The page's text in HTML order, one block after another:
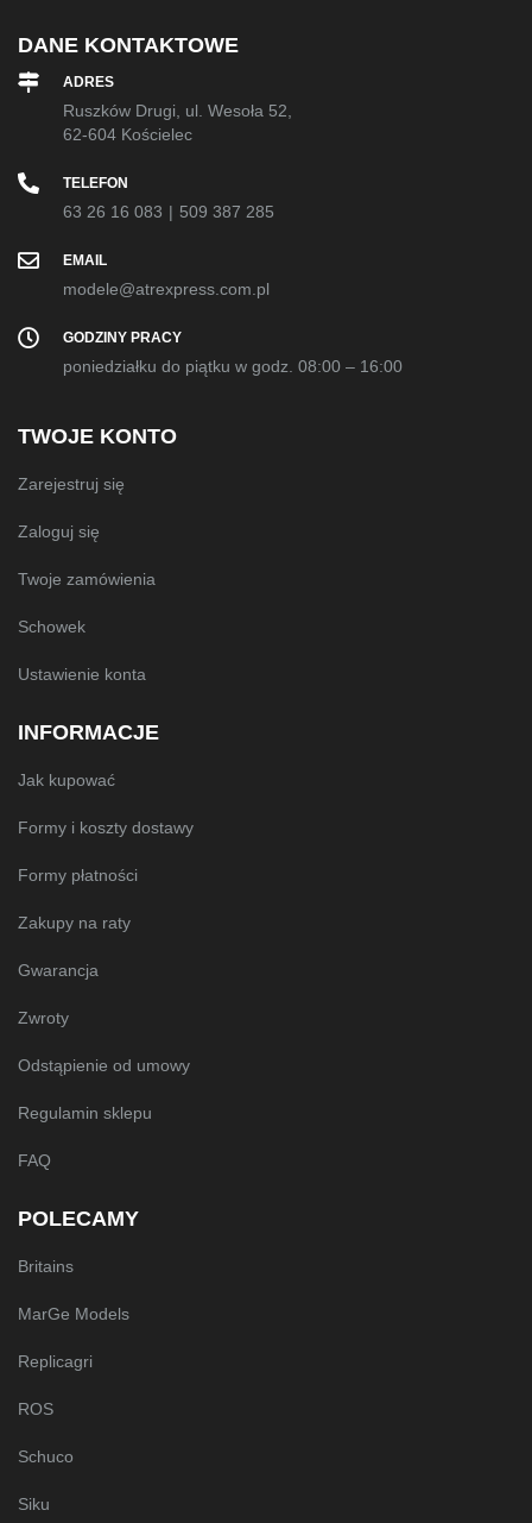
DANE KONTAKTOWE
ADRES
Ruszków Drugi, ul. Wesoła 52,
62-604 Kościelec
TELEFON
63 26 16 083 | 509 387 285
EMAIL
modele@atrexpress.com.pl
GODZINY PRACY
poniedziałku do piątku w godz. 08:00 – 16:00
TWOJE KONTO
Zarejestruj się
Zaloguj się
Twoje zamówienia
Schowek
Ustawienie konta
INFORMACJE
Jak kupować
Formy i koszty dostawy
Formy płatności
Zakupy na raty
Gwarancja
Zwroty
Odstąpienie od umowy
Regulamin sklepu
FAQ
POLECAMY
Britains
MarGe Models
Replicagri
ROS
Schuco
Siku